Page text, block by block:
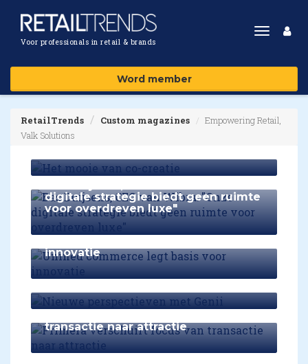
Voor professionals in retail & brands
Toggle
Word member
RetailTrends Custom magazines
Empowering Retail,
Valk Solutions
digitale strategie biedt geen ruimte
voor overdreven luxe"
innovatie
Nieuwe perspectieven met Genii
transactie naar attractie
Bouwmaat investeert in de
klantrelatie